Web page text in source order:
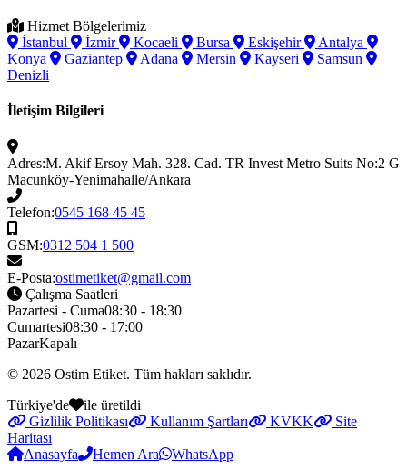
Hizmet Bölgelerimiz
İstanbul
İzmir Kocaeli Bursa Eskişehir
Antalya
Konya
Gaziantep Adana Mersin Kayseri
Samsun
Denizli
İletişim Bilgileri
Adres:M. Akif Ersoy Mah. 328. Cad. TR Invest Metro Suits No:2 G
Macunköy-Yenimahalle/Ankara
Telefon:0545 168 45 45
GSM:0312 504 1 500
E-Posta:ostimetiket@gmail.com
Çalışma Saatleri
Pazartesi - Cuma08:30 - 18:30
Cumartesi08:30 - 17:00
PazarKapalı
© 2026 Ostim Etiket. Tüm hakları saklıdır.
Türkiye'de
ile üretildi
Gizlilik Politikası
Kullanım Şartları KVKK
Site
Haritası
Anasayfa
Hemen Ara WhatsApp